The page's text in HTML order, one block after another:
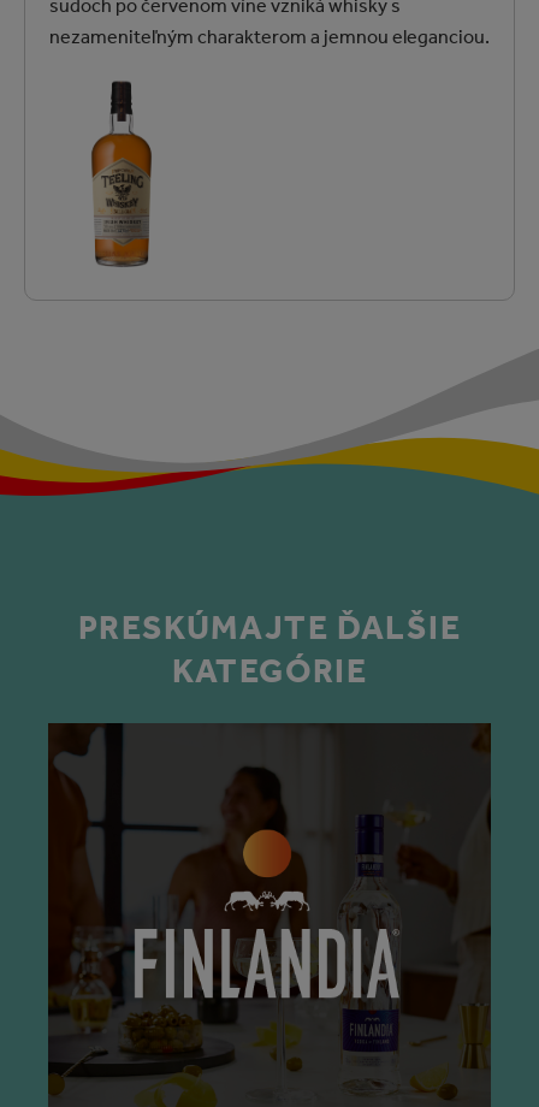
sudoch po červenom víne vzniká whisky s
nezameniteľným charakterom a jemnou eleganciou.
PRESKÚMAJTE ĎALŠIE
KATEGÓRIE